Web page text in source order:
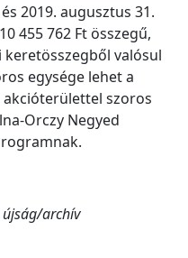
2019. augusztus 31.
455 762 Ft összegű,
valósul
egysége lehet a
szoros
Orczy Negyed
újság/archív